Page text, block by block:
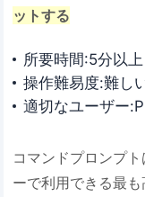
ットする
所要時間:5分以上
操作難易度:難し
適切なユーザー
コマンドプロンプ
ーで利用できる最